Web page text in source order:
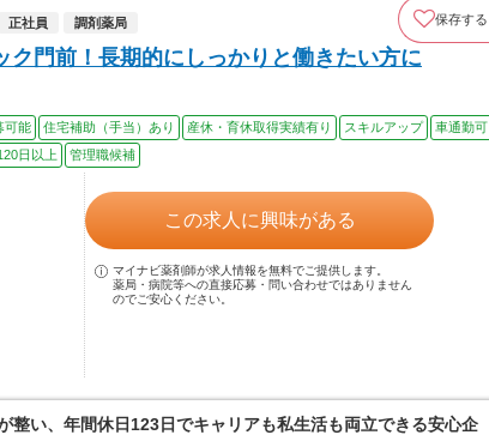
正社員 調剤薬局 保存する
ク門前！長期的にしっかりと働きたい方に
可能 住宅補助（手当）あり 産休・育休取得実績有り スキルアップ
車通勤可
日以上 管理職候補
この求人に興味がある
マイナビ薬剤師が求人情報を無料でご提供します。
薬局・病院等への直接応募・問い合わせではありません
のでご安心ください。
整い、年間休日123日でキャリアも私生活も両立できる安心企